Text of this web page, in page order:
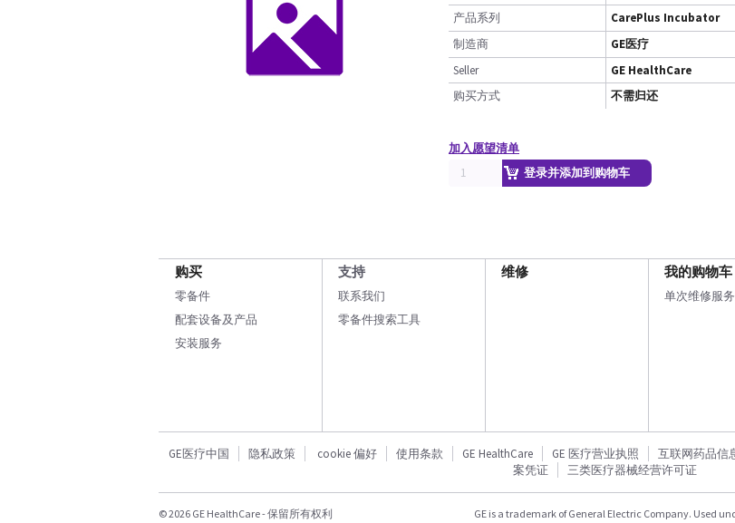
产品系列
CarePlus Incubator
制造商
GE医疗
Seller
GE HealthCare
购买方式
不需归还
加入愿望清单
登录并添加到购物车
购买
零备件
配套设备及产品
安装服务
支持
联系我们
零备件搜索工具
维修 我的购物车
单次维修服
GE医疗中国 隐私政策 cookie 偏好 使用条款 GE HealthCare GE 医疗营业执照 互联网药品信
案凭证
三类医疗器械经营许可证
© 2026 GE HealthCare - 保留所有权利 GE is a trademark of General Electric Company. Used